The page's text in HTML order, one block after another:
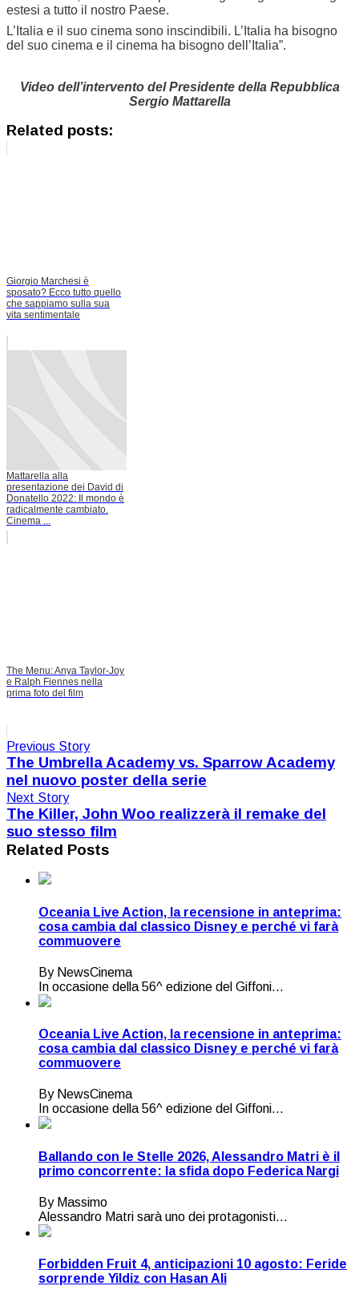
estesi a tutto il nostro Paese.
L’Italia e il suo cinema sono inscindibili. L’Italia ha bisogno
del suo cinema e il cinema ha bisogno dell’Italia”.
Video dell’intervento del Presidente della Repubblica
Sergio Mattarella
Related posts:
Giorgio Marchesi è
sposato? Ecco tutto quello
che sappiamo sulla sua
vita sentimentale
Mattarella alla
presentazione dei David di
Donatello 2022: Il mondo è
radicalmente cambiato.
Cinema ...
The Menu: Anya Taylor-Joy
e Ralph Fiennes nella
prima foto del film
Previous Story
The Umbrella Academy vs. Sparrow Academy
nel nuovo poster della serie
Next Story
The Killer, John Woo realizzerà il remake del
suo stesso film
Related Posts
Oceania Live Action, la recensione in anteprima:
cosa cambia dal classico Disney e perché vi farà
commuovere
By NewsCinema
In occasione della 56^ edizione del Giffoni...
Oceania Live Action, la recensione in anteprima:
cosa cambia dal classico Disney e perché vi farà
commuovere
By NewsCinema
In occasione della 56^ edizione del Giffoni...
Ballando con le Stelle 2026, Alessandro Matri è il
primo concorrente: la sfida dopo Federica Nargi
By Massimo
Alessandro Matri sarà uno dei protagonisti...
Forbidden Fruit 4, anticipazioni 10 agosto: Feride
sorprende Yildiz con Hasan Ali